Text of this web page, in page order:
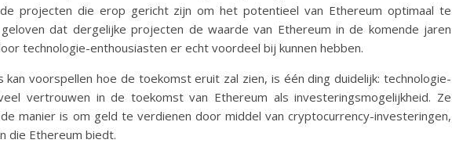
projecten die erop gericht zijn om het potentieel van Ethereum optimaal te
dat dergelijke projecten de waarde van Ethereum in de komende jaren
technologie-enthousiasten er echt voordeel bij kunnen hebben.
kan voorspellen hoe de toekomst eruit zal zien, is één ding duidelijk: technologie-
vertrouwen in de toekomst van Ethereum als investeringsmogelijkheid. Ze
manier is om geld te verdienen door middel van cryptocurrency-investeringen,
die Ethereum biedt.